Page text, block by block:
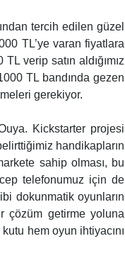
tercih edilen güzel
TL’ye varan fiyatlara
verip satın aldığımız
TL bandında gezen
gerekiyor.
Kickstarter projesi
handikapların
sahip olması, bu
cep telefonumuz için de
dokunmatik oyunların
çözüm getirme yoluna
hem oyun ihtiyacını